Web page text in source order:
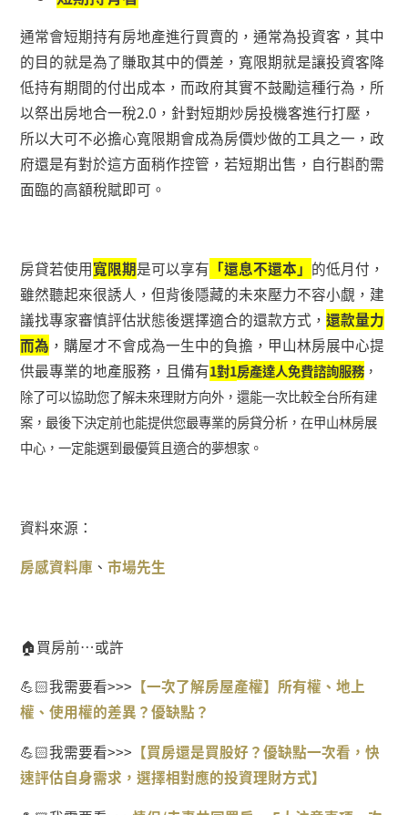
通常會短期持有房地產進行買賣的，通常為投資客，其中
的目的就是為了賺取其中的價差，寬限期就是讓投資客降
低持有期間的付出成本，而政府其實不鼓勵這種行為，所
以祭出房地合一稅2.0 ，針對短期炒房投機客進行打壓，
所以大可不必擔心寬限期會成為房價炒做的工具之一，政
府還是有對於這方面稍作控管，若短期出售，自行斟酌需
面臨的高額稅賦即可。
房貸若使用寬限期是可以享有 「還息不還本」 的低月付，
雖然聽起來很誘人，但背後隱藏的未來壓力不容小覷，建
議找專家審慎評估狀態後選擇適合的還款方式，還款量力
而為 ，購屋才不會成為一生中的負擔，甲山林房展中心提
供最專業的地產服務，且備有1對1房產達人免費諮詢服務 ，
除了可以協助您了解未來理財方向外，還能一次比較全台所有建
案，最後下決定前也能提供您最專業的房貸分析，在甲山林房展
中心，一定能選到最優質且適合的夢想家。
資料來源：
房感資料庫 、市場先生
🏠買房前…或許
💪🏻我需要看>>> 【一次了解房屋產權】所有權、地上
權、使用權的差異？優缺點？
💪🏻我需要看>>> 【買房還是買股好？優缺點一次看，快
速評估自身需求，選擇相對應的投資理財方式】